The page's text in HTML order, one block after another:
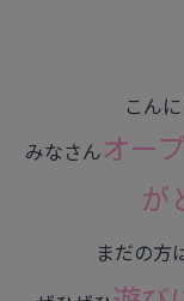
こん
みなさんオー
が
まだの方